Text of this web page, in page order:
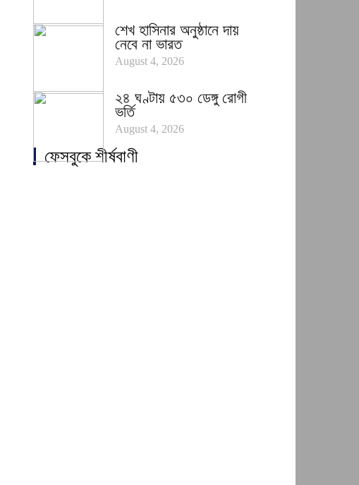
শেখ হাসিনার অনুষ্ঠানে দায়
নেবে না ভারত
August 4, 2026
২৪ ঘণ্টায় ৫৩০ ডেঙ্গু রোগী
ভর্তি
August 4, 2026
ফেসবুকে শীর্ষবাণী